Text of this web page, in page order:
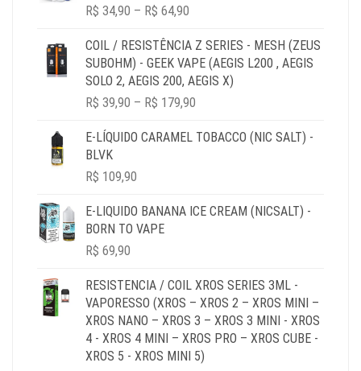
R$ 34,90 – R$ 64,90
R$ 34,90
THROUGH
R$ 64,90
COIL / RESISTÊNCIA Z SERIES - MESH (ZEUS
SUBOHM) - GEEK VAPE (AEGIS L200 , AEGIS
SOLO 2, AEGIS 200, AEGIS X)
R$ 39,90 – R$ 179,90
R$ 39,90
E-LÍQUIDO CARAMEL TOBACCO (NIC SALT) -
BLVK
R$ 109,90
E-LIQUIDO BANANA ICE CREAM (NICSALT) -
BORN TO VAPE
R$ 69,90
RESISTENCIA / COIL XROS SERIES 3ML -
VAPORESSO (XROS – XROS 2 – XROS MINI –
XROS NANO – XROS 3 – XROS 3 MINI - XROS
4 - XROS 4 MINI – XROS PRO – XROS CUBE -
XROS 5 - XROS MINI 5)